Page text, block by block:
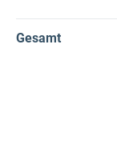
Gesamt